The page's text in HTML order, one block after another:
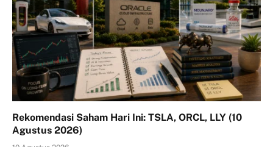
Rekomendasi Saham Hari Ini: TSLA, ORCL, LLY (10
Agustus 2026)